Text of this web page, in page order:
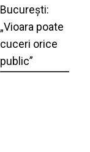
București:
„Vioara poate
cuceri orice
public”